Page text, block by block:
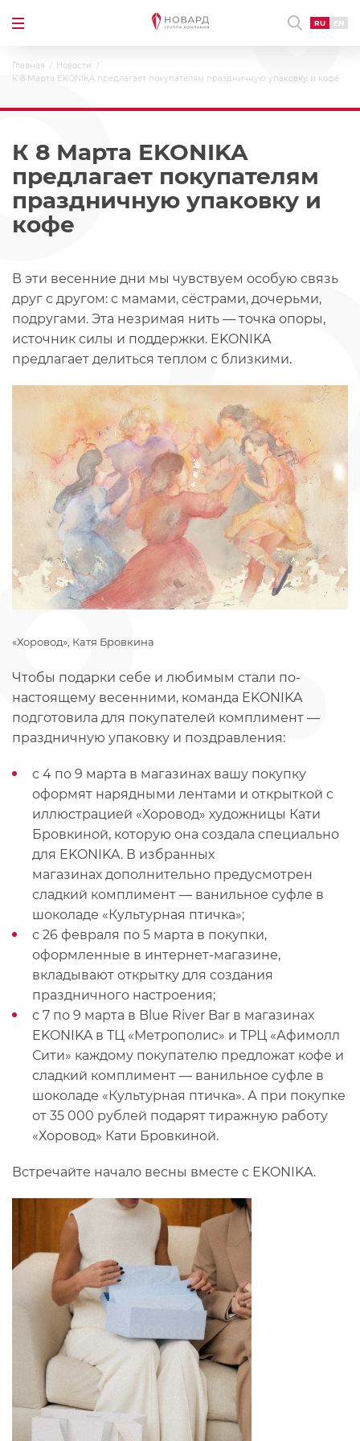
RU EN
Главная
Новости
К 8 Марта EKONIKA предлагает покупателям праздничную упаковку и кофе
К 8 Марта EKONIKA
предлагает покупателям
праздничную упаковку и
кофе
В эти весенние дни мы чувствуем особую связь
друг с другом: с мамами, сёстрами, дочерьми,
подругами. Эта незримая нить — точка опоры,
источник силы и поддержки. EKONIKA
предлагает делиться теплом с близкими.
«Хоровод», Катя Бровкина
Чтобы подарки себе и любимым стали по-
настоящему весенними, команда EKONIKA
подготовила для покупателей комплимент —
праздничную упаковку и поздравления:
с 4 по 9 марта в магазинах вашу покупку
оформят нарядными лентами и открыткой с
иллюстрацией «Хоровод» художницы Кати
Бровкиной, которую она создала специально
для EKONIKA. В избранных
магазинах дополнительно предусмотрен
сладкий комплимент — ванильное суфле в
шоколаде «Культурная птичка»;
с 26 февраля по 5 марта в покупки,
оформленные в интернет-магазине,
вкладывают открытку для создания
праздничного настроения;
с 7 по 9 марта в Blue River Bar в магазинах
EKONIKA в ТЦ «Метрополис» и ТРЦ «Афимолл
Сити» каждому покупателю предложат кофе и
сладкий комплимент — ванильное суфле в
шоколаде «Культурная птичка». А при покупке
от 35 000 рублей подарят тиражную работу
«Хоровод» Кати Бровкиной.
Встречайте начало весны вместе с EKONIKA.